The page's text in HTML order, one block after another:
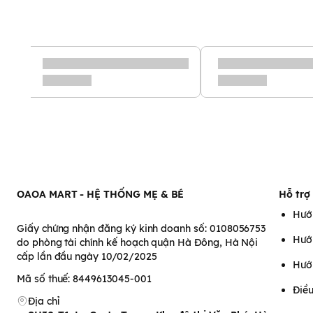
OAOA MART - HỆ THỐNG MẸ & BÉ
Giấy chứng nhận đăng ký kinh doanh số: 0108056753
do phòng tài chính kế hoạch quận Hà Đông, Hà Nội
cấp lần đầu ngày 10/02/2025
Mã số thuế: 8449613045-001
Địa chỉ
Hỗ trợ